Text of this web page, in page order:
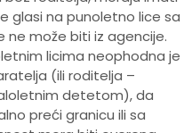
glasi na punoletno lice sa
ne može biti iz agencije.
licima neophodna je
(ili roditelja –
detetom), da
preći granicu ili sa